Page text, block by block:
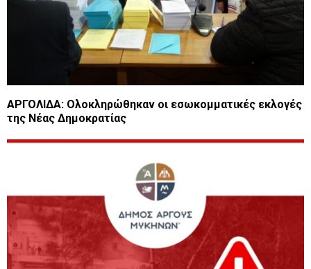
ΑΡΓΟΛΙΔΑ: Ολοκληρώθηκαν οι εσωκομματικές εκλογές
της Νέας Δημοκρατίας